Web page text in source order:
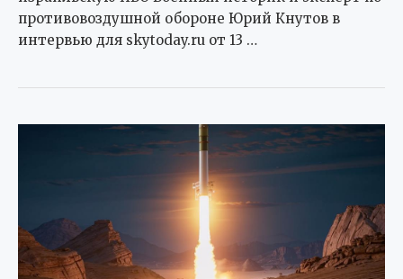
противовоздушной обороне Юрий Кнутов в
интервью для skytoday.ru от 13 …